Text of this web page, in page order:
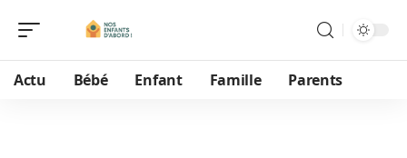
Actu Bébé Enfant Famille Parents